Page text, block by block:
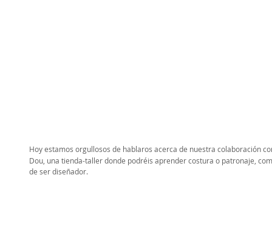
Hoy estamos orgullosos de hablaros acerca de nuestra colaboración
Dou, una tienda-taller donde podréis aprender costura o patronaje,
de ser diseñador.